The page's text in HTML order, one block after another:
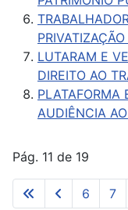
LUTARAM E
DIREITO AO
PLATAFORMA
AUDIÊNCIA
Pág. 11 de 19
6 7